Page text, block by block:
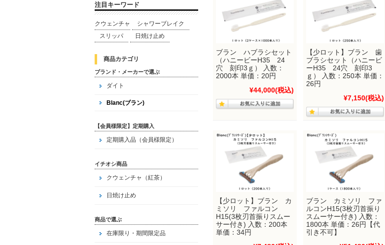
ブラン ハブラシセット
（ハニービーH35 24
穴 刻印3ｇ） 入数：
2000本 単価：20円
¥44,000(税込)
【少ロット】ブラン 歯
ブラシセット（ハニービ
ーH35 24穴 刻印3
ｇ） 入数：250本 単価：
26円
¥7,150(税込)
【少ロット】ブラン カ
ミソリ ファルコン
H15(3枚刃首振りスムー
サー付き) 入数：200本
単価：34円
ブラン カミソリ ファ
ルコンH15(3枚刃首振り
スムーサー付き) 入数：
1800本 単価：26円【代
引き不可】
注目キーワード
クウェンチャ
シャワーブレイク
スリッパ
日焼け止め
商品カテゴリ
ブランド・メーカーで選ぶ
ダイト
Blanc(ブラン)
【会員様限定】定期購入
定期購入品（会員様限定）
イチオシ商品
クウェンチャ（紅茶）
日焼け止め
商品で選ぶ
在庫限り・期間限定品